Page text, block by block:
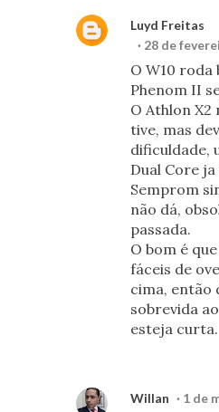
Luyd Freitas
28 de
O W10 roda
Phenom II
O Athlon X2
tive, mas
dificuldade,
Dual Core
Semprom
não dá,
passada.
O bom é
fáceis de
cima, então
sobrevida
esteja curta.
Willan 1 de